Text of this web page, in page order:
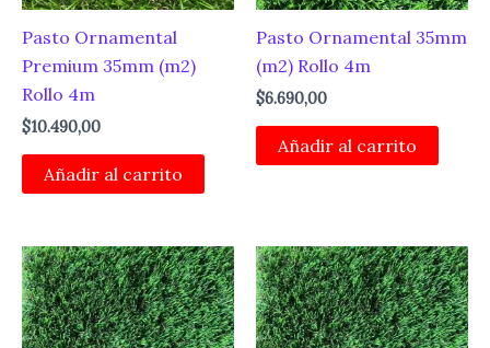
Pasto Ornamental
Premium 35mm (m2)
Rollo 4m
$10.490,00
Añadir al carrito
Pasto Ornamental 35mm
(m2) Rollo 4m
$6.690,00
Añadir al carrito